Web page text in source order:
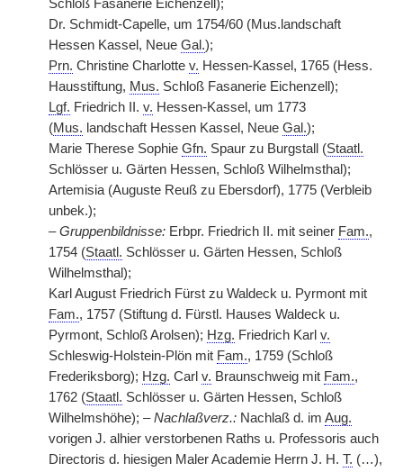
Schloß Fasanerie Eichenzell);
Dr. Schmidt-Capelle, um 1754/60 (Mus.landschaft
Hessen Kassel, Neue Gal.);
Prn. Christine Charlotte v. Hessen-Kassel, 1765 (Hess.
Hausstiftung, Mus. Schloß Fasanerie Eichenzell);
Lgf. Friedrich II. v. Hessen-Kassel, um 1773
(Mus. landschaft Hessen Kassel, Neue Gal.);
Marie Therese Sophie Gfn. Spaur zu Burgstall (Staatl.
Schlösser u. Gärten Hessen, Schloß Wilhelmsthal);
Artemisia (Auguste Reuß zu Ebersdorf), 1775 (Verbleib
unbek.);
–Gruppenbildnisse: Erbpr. Friedrich II. mit seiner Fam.,
1754 (Staatl. Schlösser u. Gärten Hessen, Schloß
Wilhelmsthal);
Karl August Friedrich Fürst zu Waldeck u. Pyrmont mit
Fam., 1757 (Stiftung d. Fürstl. Hauses Waldeck u.
Pyrmont, Schloß Arolsen); Hzg. Friedrich Karl v.
Schleswig-Holstein-Plön mit Fam., 1759 (Schloß
Frederiksborg); Hzg. Carl v. Braunschweig mit Fam.,
1762 (Staatl. Schlösser u. Gärten Hessen, Schloß
Wilhelmshöhe); –Nachlaßverz.: Nachlaß d. im Aug.
vorigen J. alhier verstorbenen Raths u. Professoris auch
Directoris d. hiesigen Maler Academie Herrn J. H. T. (…),